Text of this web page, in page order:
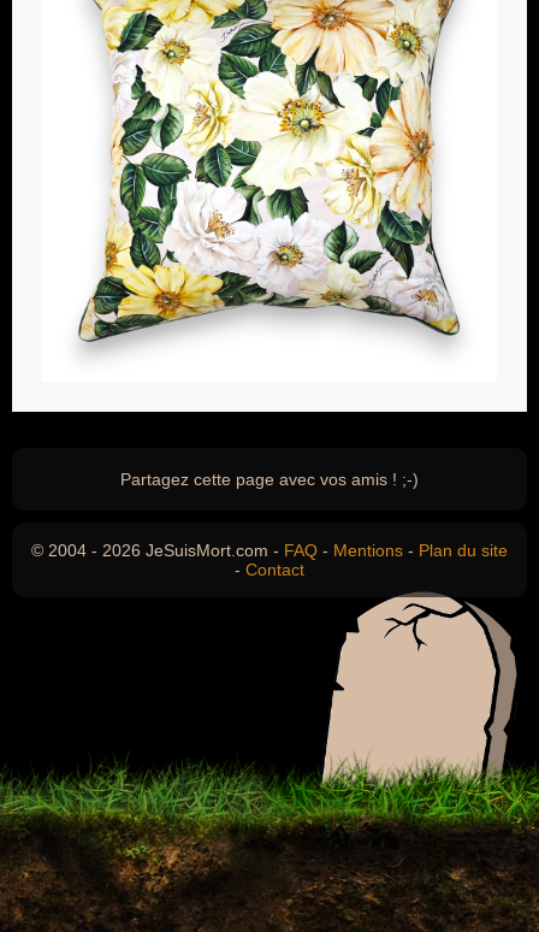
Partagez cette page avec vos amis ! ;-)
© 2004 - 2026 JeSuisMort.com - FAQ - Mentions - Plan du site
- Contact